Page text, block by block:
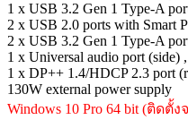
1 x USB 3.2 Gen 1 Type-A
2 x USB 2.0 ports with Smart
2 x USB 3.2 Gen 1 Type-A
1 x Universal audio port (side)
1 x DP++ 1.4/HDCP 2.3 port
130W external power supply
Windows 10 Pro 64 bit (ติดตั้